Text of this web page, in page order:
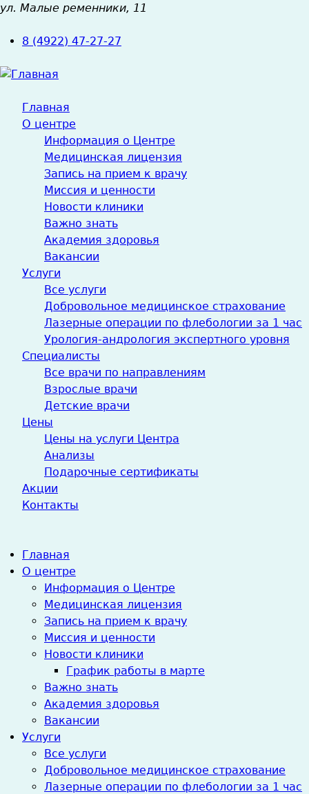
Jump
navigation
ул. Малые ременники, 11
8 (4922) 47-27-27
Главная
О центре
Информация о Центре
Медицинская лицензия
Запись на прием к врачу
Миссия и ценности
Новости клиники
Важно знать
Академия здоровья
Вакансии
Услуги
Все услуги
Добровольное медицинское страхование
Лазерные операции по флебологии за 1 час
Урология-андрология экспертного уровня
Специалисты
Все врачи по направлениям
Взрослые врачи
Детские врачи
Цены
Цены на услуги Центра
Анализы
Подарочные сертификаты
Акции
Контакты
Главная
О центре
Информация о Центре
Медицинская лицензия
Запись на прием к врачу
Миссия и ценности
Новости клиники
График работы в марте
Важно знать
Академия здоровья
Вакансии
Услуги
Все услуги
Добровольное медицинское страхование
Лазерные операции по флебологии за 1 час